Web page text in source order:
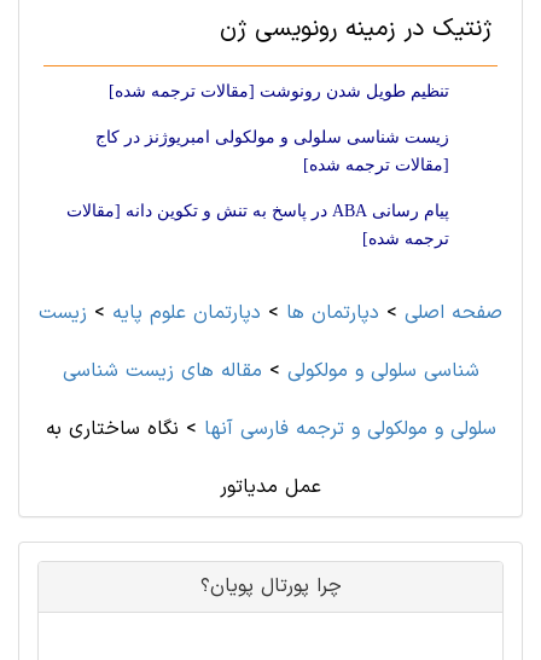
ژنتیک در زمینه رونویسی ژن
تنظیم طویل شدن رونوشت [مقالات ترجمه شده]
زیست شناسی سلولی و مولکولی امبریوژنز در کاج
[مقالات ترجمه شده]
پیام رسانی ABA در پاسخ به تنش و تکوین دانه [مقالات
ترجمه شده]
صفحه اصلی > دپارتمان ها > دپارتمان علوم پايه > زیست
شناسی سلولی و مولکولی > مقاله های زیست شناسی
سلولی و مولکولی و ترجمه فارسی آنها > نگاه ساختاری به
عمل مدیاتور
چرا پورتال پویان؟